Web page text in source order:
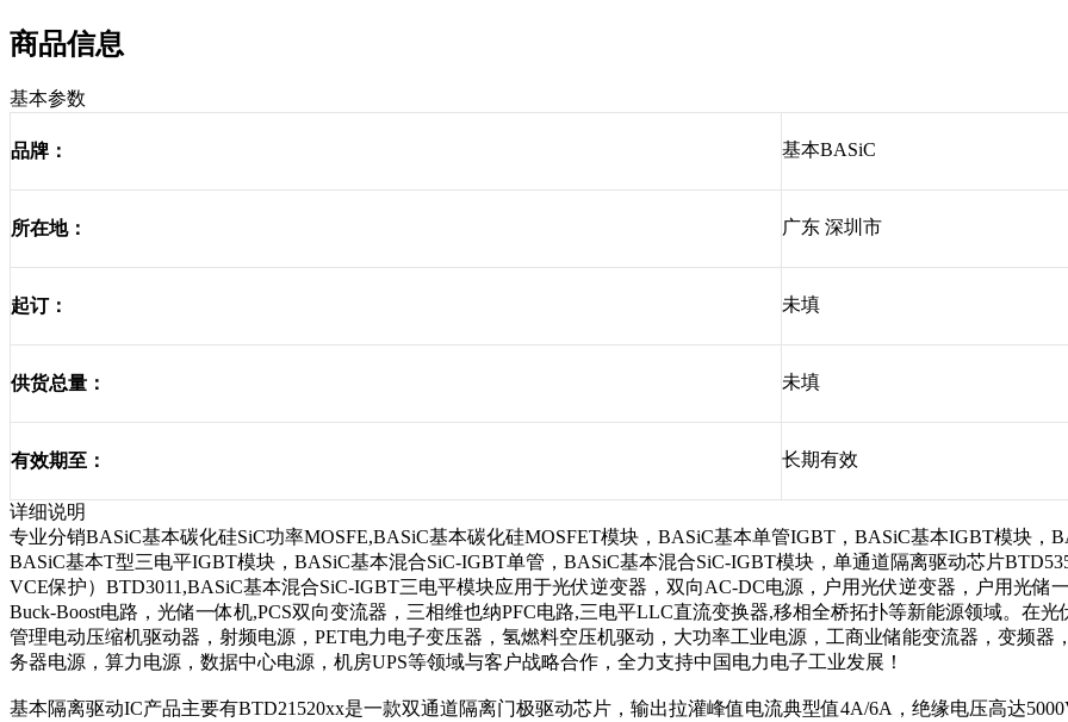
商品信息
基本参数
品牌： 基本BASiC
所在地： 广东 深圳市
起订： 未填
供货总量： 未填
有效期至： 长期有效
详细说明
专业分销BASiC基本碳化硅SiC功率MOSFE,BASiC基本碳化硅MOSFET模块，BASiC基本单管IGBT，BASiC基本IGBT模块，
BASiC基本T型三电平IGBT模块，BASiC基本混合SiC-IGBT单管，BASiC基本混合SiC-IGBT模块，单通道隔离驱动芯片
VCE保护）BTD3011,BASiC基本混合SiC-IGBT三电平模块应用于光伏逆变器，双向AC-DC电源，户用光伏逆变器，户用光储
Buck-Boost电路，光储一体机,PCS双向变流器，三相维也纳PFC电路,三电平LLC直流变换器,移相全桥拓扑等新能源领域。在
管理电动压缩机驱动器，射频电源，PET电力电子变压器，氢燃料空压机驱动，大功率工业电源，工商业储能变流器，变频
务器电源，算力电源，数据中心电源，机房UPS等领域与客户战略合作，全力支持中国电力电子工业发展！
基本隔离驱动IC产品主要有BTD21520xx是一款双通道隔离门极驱动芯片，输出拉灌峰值电流典型值4A/6A，绝缘电压高达